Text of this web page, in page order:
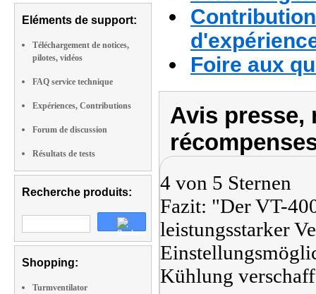
Eléments de support:
Téléchargement de notices,
pilotes, vidéos
FAQ service technique
Expériences, Contributions
Forum de discussion
Résultats de tests
Recherche produits:
Shopping:
Turmventilator
Foire aux
Avis presse,
4 von 5 Sternen
Fazit: "Der VT-
leistungsstarker
Kühlung